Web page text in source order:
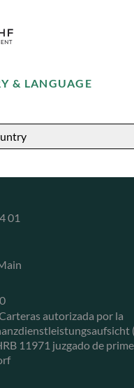
& LANGUAGE
Management GmbH
01
autorizada por la
11971 juzgado de